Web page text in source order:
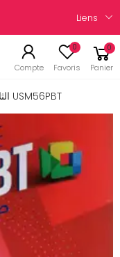
Liens
Compte
0
Favoris
0
Panier
الثلاثي الثالث USM56PBT